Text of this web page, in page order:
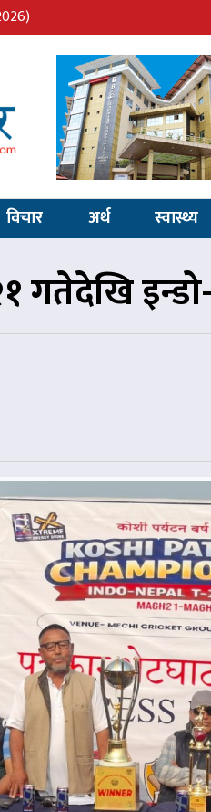
विचार अर्थ स्वास्थ्य
गतेदेखि